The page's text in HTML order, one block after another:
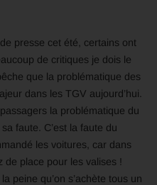
presse cet été, certains ont
de critiques je dois le
que la problématique des
dans les TGV aujourd’hui.
la problématique du
faute. C’est la faute du
les voitures, car dans
de place pour les valises !
peine qu’on s’achète tous un